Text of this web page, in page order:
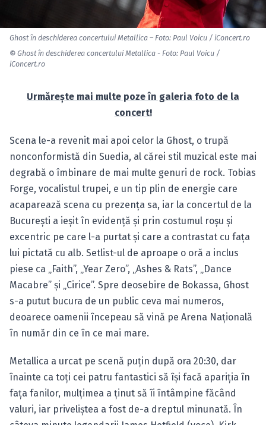
Ghost în deschiderea concertului Metallica – Foto: Paul Voicu / iConcert.ro
© Ghost în deschiderea concertului Metallica - Foto: Paul Voicu /
iConcert.ro
Urmăreşte mai multe poze în galeria foto de la
concert!
Scena le-a revenit mai apoi celor la Ghost, o trupă
nonconformistă din Suedia, al cărei stil muzical este mai
degrabă o îmbinare de mai multe genuri de rock. Tobias
Forge, vocalistul trupei, e un tip plin de energie care
acaparează scena cu prezenţa sa, iar la concertul de la
Bucureşti a ieşit în evidenţă şi prin costumul roşu şi
excentric pe care l-a purtat şi care a contrastat cu faţa
lui pictată cu alb. Setlist-ul de aproape o oră a inclus
piese ca „Faith”, „Year Zero”, „Ashes & Rats”, „Dance
Macabre” şi „Cirice”. Spre deosebire de Bokassa, Ghost
s-a putut bucura de un public ceva mai numeros,
deoarece oamenii începeau să vină pe Arena Naţională
în număr din ce în ce mai mare.
Metallica a urcat pe scenă puţin după ora 20:30, dar
înainte ca toţi cei patru fantastici să îşi facă apariţia în
faţa fanilor, mulţimea a ţinut să îi întâmpine făcând
valuri, iar priveliştea a fost de-a dreptul minunată. În